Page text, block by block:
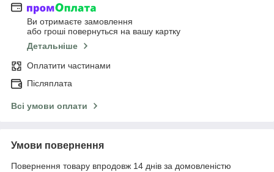
Ви отримаєте замовлення
або гроші повернуться на вашу картку
Детальніше
Оплатити частинами
Післяплата
Всі умови оплати
Умови повернення
Повернення товару впродовж 14 днів за домовленістю